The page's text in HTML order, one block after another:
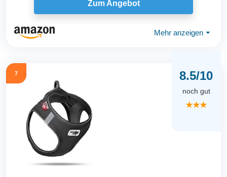
Zum Angebot
Mehr anzeigen ⏷
7 8.5/10
noch gut
★★★